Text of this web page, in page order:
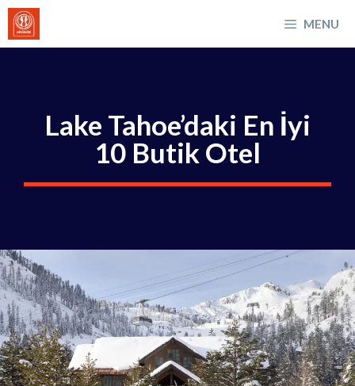
İçeriğe
atla
MENU
Lake Tahoe’daki En İyi
10 Butik Otel